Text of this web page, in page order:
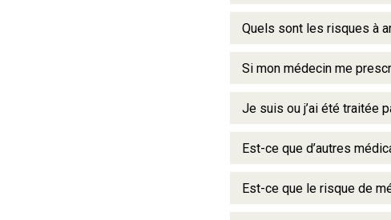
Quels sont les risques à
Si mon médecin me
Je suis ou j’ai été traitée
Est-ce que d’autres
Est-ce que le risque de